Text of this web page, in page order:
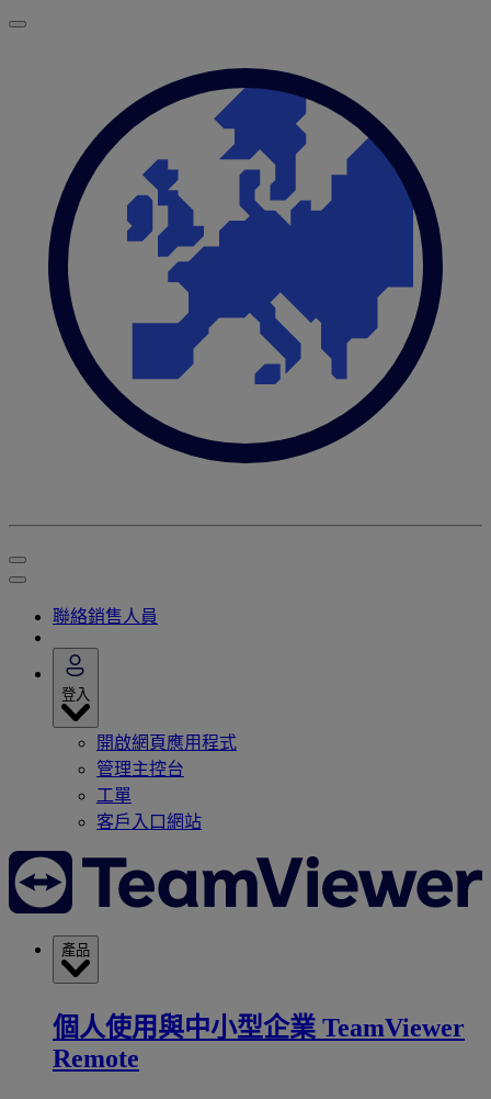
聯絡銷售人員
登入
開啟網頁應用程式
管理主控台
工單
客戶入口網站
產品
個人使用與中小型企業 TeamViewer
Remote